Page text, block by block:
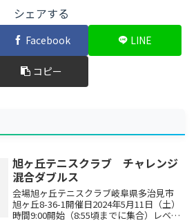
シェアする
Facebook LINE
コピー
旭ヶ丘テニスクラブ チャレンジ
混合ダブルス
会場旭ヶ丘テニスクラブ岐阜県多治見市
旭ヶ丘8-36-1開催日2024年5月11日（土）
時間9:00開始（8:55頃までに集合）レベル